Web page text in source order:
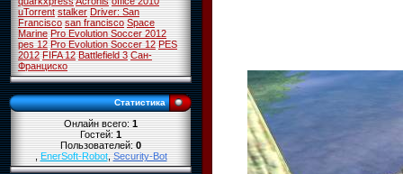
uTorrent stalker Driver: San
Francisco san francisco Space
Marine Pro Evolution Soccer 2012
pes 12 Pro Evolution Soccer 12 PES
2012 FIFA 12 Battlefield 3 Сан-
Франциско
Статистика
Онлайн всего:1
Гостей:1
Пользователей:0
,EnerSoft-Robot,Security-Bot